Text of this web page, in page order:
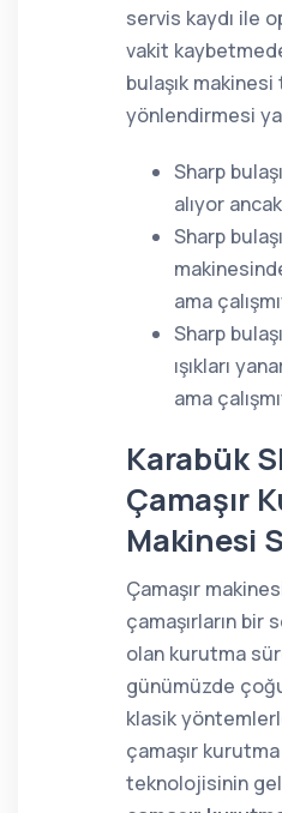
servis kaydı ile
vakit
bulaşık
yönlendirmesi
Sharp
alıyor
Sharp
ama
Sharp
ışıkları
ama
Karabük
Çamaşır
Makinesi
Çamaşır
çamaşırların bir
olan kurutma
günümüzde
klasik
çamaşır
teknolojisinin